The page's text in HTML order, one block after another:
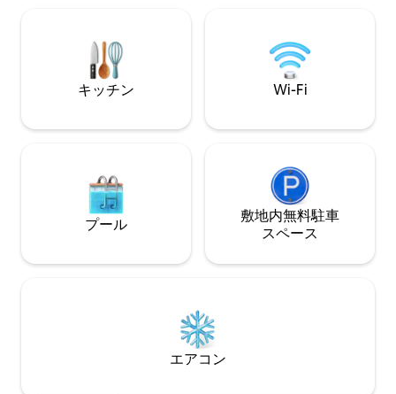
充実したキッチン ✓ 洗濯機 ✓ スマートテ
レビ ✓ 清潔なリネン類と柔らかいタオル
✓ ご到着時の豪華なトイレタリーアメニ
く、安全で、最も
レバンには有名な
テンがあります。
キッチン Wi-Fi
プール
敷地内無料駐⁠車
ス⁠ペ⁠ー⁠ス
エアコン